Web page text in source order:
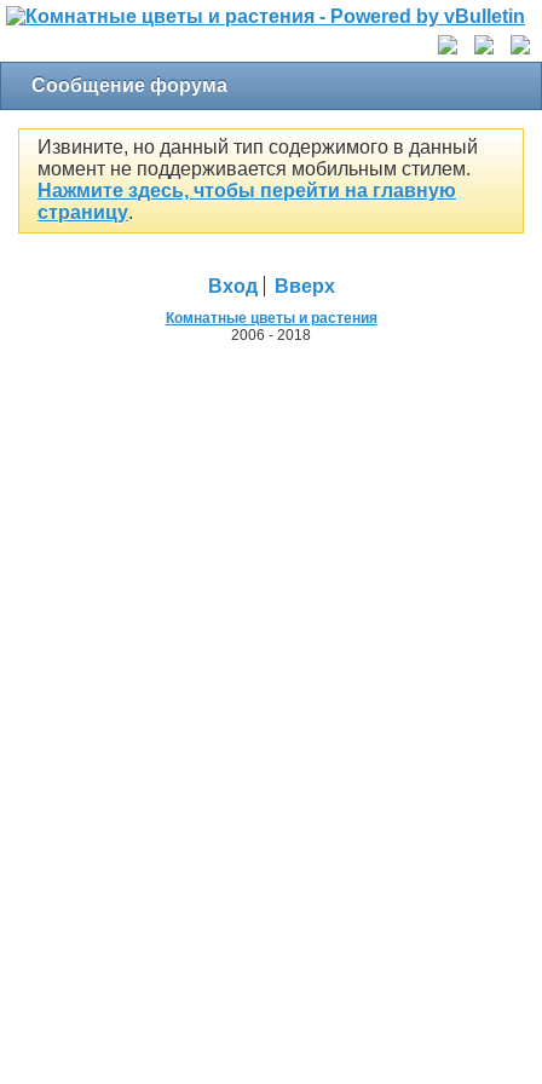
Сообщение форума
Извините, но данный тип содержимого в данный
момент не поддерживается мобильным стилем.
Нажмите здесь, чтобы перейти на главную
страницу.
Вход Вверх
Комнатные цветы и растения
2006 - 2018